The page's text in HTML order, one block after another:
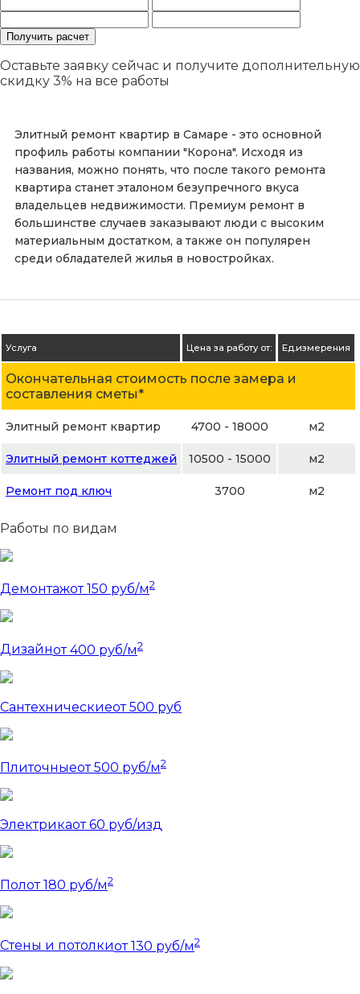
Оставьте заявку сейчас и получите дополнительную
скидку 3% на все работы
Элитный ремонт квартир в Самаре - это основной
профиль работы компании "Корона". Исходя из
названия, можно понять, что после такого ремонта
квартира станет эталоном безупречного вкуса
владельцев недвижимости. Премиум ремонт в
большинстве случаев заказывают люди с высоким
материальным достатком, а также он популярен
среди обладателей жилья в новостройках.
Услуга Цена за работу от: Ед.измерения
Окончательная стоимость после замера и
составления сметы*
Элитный ремонт квартир 4700 - 18000 м2
Элитный ремонт коттеджей 10500 - 15000 м2
Ремонт под ключ 3700 м2
Работы по видам
Демонтажот 150 руб/м2
Дизайнот 400 руб/м2
Сантехническиеот 500 руб
Плиточныеот 500 руб/м2
Электрикаот 60 руб/изд
Полот 180 руб/м2
Стены и потолкиот 130 руб/м2